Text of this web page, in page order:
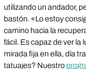
utilizando un andador,
bastón. «Lo estoy
camino hacia la
fácil. Es capaz de ver la
mirada fija en ella, día
tatuajes? Nuestro